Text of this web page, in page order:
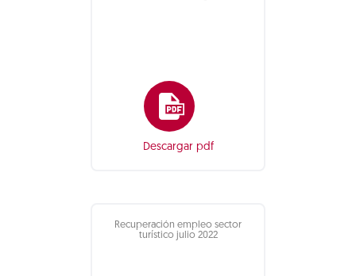
Descargar pdf
Recuperación empleo sector
turístico julio 2022